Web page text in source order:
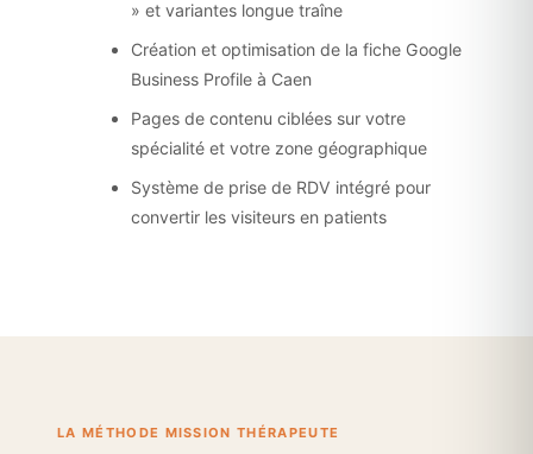
» et variantes longue traîne
Création et optimisation de la fiche Google
Business Profile à Caen
Pages de contenu ciblées sur votre
spécialité et votre zone géographique
Système de prise de RDV intégré pour
convertir les visiteurs en patients
LA MÉTHODE MISSION THÉRAPEUTE